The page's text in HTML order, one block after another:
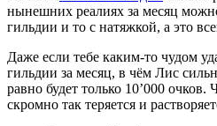
нынешних реалиях за месяц
гильдии и то с натяжкой, а это
Даже если тебе каким-то чудом
гильдии за месяц, в чём Лис
равно будет только 10’000 очков.
скромно так теряется и